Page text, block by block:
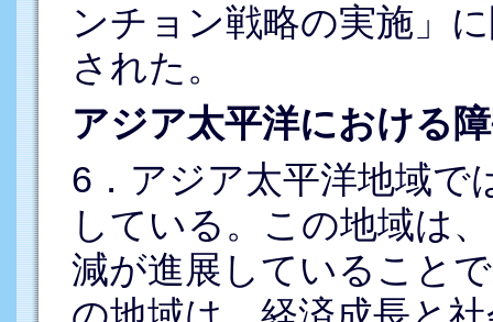
ンチョン戦略の実施」
された。
アジア太平洋における
6．アジア太平洋地域で
している。この地域は
減が進展していること